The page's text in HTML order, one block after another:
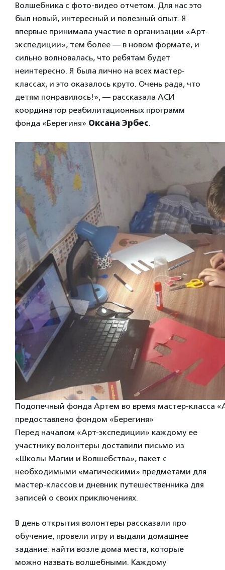
Волшебника с фото-видео отчетом. Для нас это
был новый, интересный и полезный опыт. Я
впервые принимала участие в организации «Арт-
экспедиции», тем более — в новом формате, и
сильно волновалась, что ребятам будет
неинтересно. Я была лично на всех мастер-
классах, и это оказалось круто. Очень рада, что
детям понравилось!», — рассказала АСИ
координатор реабилитационных программ
фонда «Берегиня» Оксана Эрбес.
Подопечный фонда Артем во время мастер-класса
предоставлено фондом «Берегиня»
Перед началом «Арт-экспедиции» каждому ее
участнику волонтеры доставили письмо из
«Школы Магии и Волшебства», пакет с
необходимыми «магическими» предметами для
мастер-классов и дневник путешественника для
записей о своих приключениях.
В день открытия волонтеры рассказали про
обучение, провели игру и выдали домашнее
задание: найти возле дома места, которые
можно назвать волшебными. Каждому